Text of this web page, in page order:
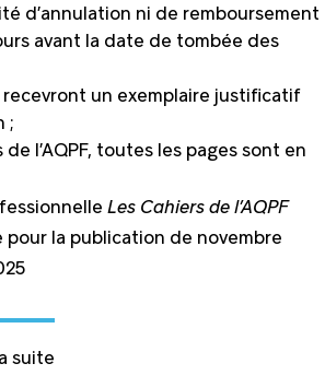
d’annulation ni de remboursement
avant la date de tombée des
recevront un exemplaire justificatif
;
de l’AQPF, toutes les pages sont en
Les Cahiers de l’AQPF
pour la publication de novembre
suite